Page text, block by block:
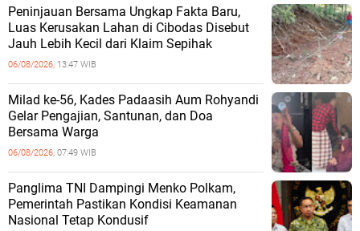
Peninjauan Bersama Ungkap Fakta Baru,
Luas Kerusakan Lahan di Cibodas Disebut
Jauh Lebih Kecil dari Klaim Sepihak
06/08/2026, 13:47 WIB
Milad ke-56, Kades Padaasih Aum Rohyandi
Gelar Pengajian, Santunan, dan Doa
Bersama Warga
06/08/2026, 07:49 WIB
Panglima TNI Dampingi Menko Polkam,
Pemerintah Pastikan Kondisi Keamanan
Nasional Tetap Kondusif